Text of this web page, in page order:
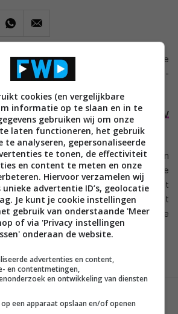
LED 3D TV’s van het merk zijn er te
producten als de fotocamera’s, 3D Blu-
cinema sets.
Limited Edition LED TV
staat in de winkel.
een van de belangrijke speerpunten
en verwacht dan ook veel van de
gaat voorop in de 3D race en komt
ter wereld met een complete product
spelers en 3D TV’s tot aan 3D opname
cookies (en vergelijkbare
informatie op te slaan en in te
gebruiken wij om onze
laten functioneren, het gebruik
te analyseren, gepersonaliseerde
te tonen, de effectiviteit
en content te meten en onze
Hiervoor verzamelen wij
unieke advertentie ID’s, geolocatie
Je kunt je cookie instellingen
gebruik van onderstaande 'Meer
of via 'Privacy instellingen
onderaan de website.
advertenties en content,
en contentmetingen,
en ontwikkeling van diensten
een apparaat opslaan en/of openen